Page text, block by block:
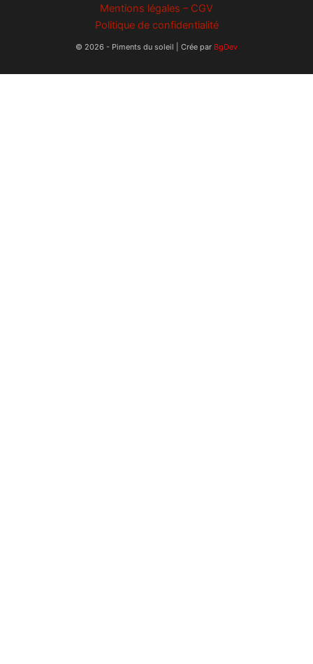
Mentions légales – CGV
Politique de confidentialité
© 2026 - Piments du soleil | Crée par BgDev